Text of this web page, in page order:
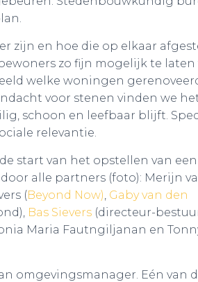
zijn en hoe die op elkaar
zo fijn mogelijk te laten
welke woningen
voor stenen vinden we
schoon en leefbaar blijft.
relevantie.
start van het opstellen van
alle partners (foto): Merijn
(Beyond Now), Gaby van den
Bas Sievers (directeur-
Maria Fautngiljanan en
omgevingsmanager. Eén van